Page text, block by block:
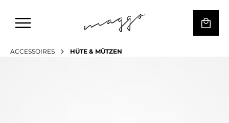
ACCESSOIRES HÜTE & MÜTZEN